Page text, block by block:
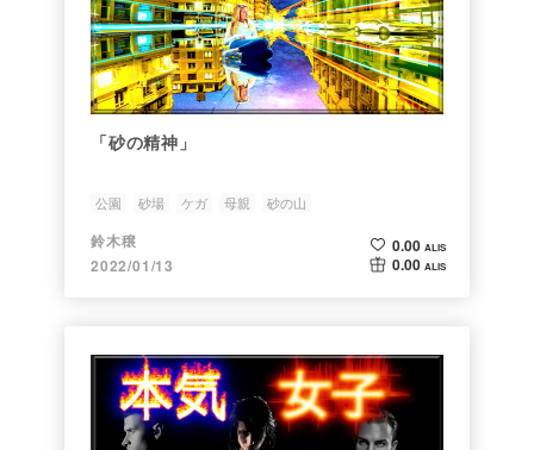
「砂の精神」
公園 砂場 ケガ 母親 砂の山
鈴木穣
2022/01/13
0.00 ALIS
0.00 ALIS